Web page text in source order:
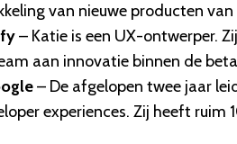
van nieuwe producten
– Katie is een UX-ontwerper.
aan innovatie binnen de
– De afgelopen twee jaar
experiences. Zij heeft ruim